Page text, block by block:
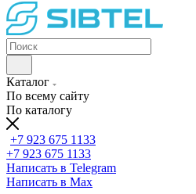
Каталог
По всему сайту
По каталогу
+7 923 675 1133
+7 923 675 1133
Написать в Telegram
Написать в Max